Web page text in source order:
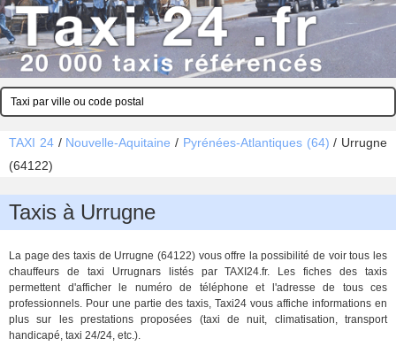
TAXI 24/ Nouvelle-Aquitaine / Pyrénées-Atlantiques (64) / Urrugne
(64122)
Taxis à Urrugne
La page des taxis de Urrugne (64122) vous offre la possibilité de voir tous les
chauffeurs de taxi Urrugnars listés par TAXI24.fr. Les fiches des taxis
permettent d'afficher le numéro de téléphone et l'adresse de tous ces
professionnels. Pour une partie des taxis, Taxi24 vous affiche informations en
plus sur les prestations proposées (taxi de nuit, climatisation, transport
handicapé, taxi 24/24, etc.).